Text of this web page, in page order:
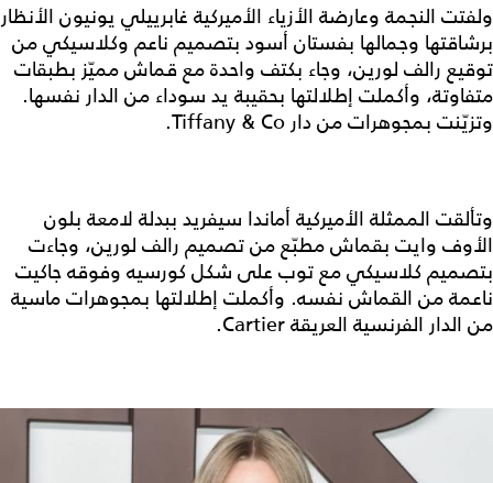
ولفتت النجمة وعارضة الأزياء الأميركية غابرييلي يونيون الأنظار
برشاقتها وجمالها بفستان أسود بتصميم ناعم وكلاسيكي من
توقيع رالف لورين، وجاء بكتف واحدة مع قماش مميّز بطبقات
متفاوتة، وأكملت إطلالتها بحقيبة يد سوداء من الدار نفسها.
وتزيّنت بمجوهرات من دار Tiffany & Co.
وتألقت الممثلة الأميركية أماندا سيفريد ببدلة لامعة بلون
الأوف وايت بقماش مطبّع من تصميم رالف لورين، وجاءت
بتصميم كلاسيكي مع توب على شكل كورسيه وفوقه جاكيت
ناعمة من القماش نفسه. وأكملت إطلالتها بمجوهرات ماسية
من الدار الفرنسية العريقة Cartier.